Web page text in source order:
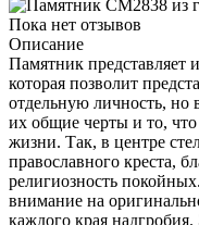
Пока нет отзывов
Описание
Памятник представляет
которая позволит
отдельную личность, но
их общие черты и то,
жизни. Так, в центре
православного креста,
религиозность
внимание на
каждого края